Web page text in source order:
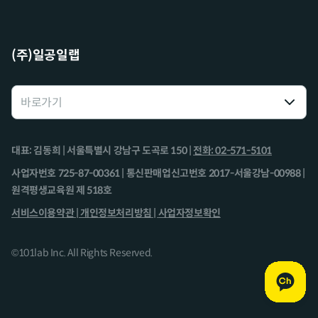
(주)일공일랩
대표: 김동희 | 서울특별시 강남구 도곡로 150 | 전화: 02-571-5101
사업자번호 725-87-00361 | 통신판매업신고번호 2017-서울강남-00988 |
원격평생교육원 제 518호
서비스이용약관 | 개인정보처리방침 | 사업자정보확인
©101lab Inc. All Rights Reserved.